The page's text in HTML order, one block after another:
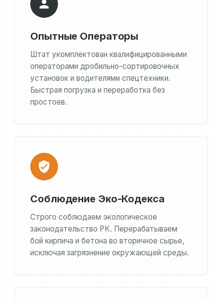
Опытные Операторы
Штат укомплектован квалифицированными
операторами дробильно-сортировочных
установок и водителями спецтехники.
Быстрая погрузка и переработка без
простоев.
Соблюдение Эко-Кодекса
Строго соблюдаем экологическое
законодательство РК. Перерабатываем
бой кирпича и бетона во вторичное сырье,
исключая загрязнение окружающей среды.